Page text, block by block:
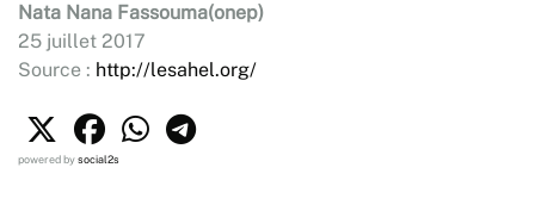
Nata Nana Fassouma(onep)
25 juillet 2017
Source : http://lesahel.org/
powered bysocial2s